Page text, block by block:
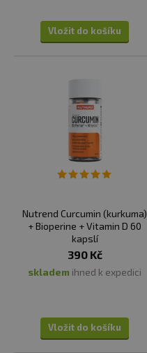
Vložit do košíku
Nutrend Curcumin (kurkuma)
+ Bioperine + Vitamin D 60
kapslí
390 Kč
skladem ihned k expedici
Vložit do košíku